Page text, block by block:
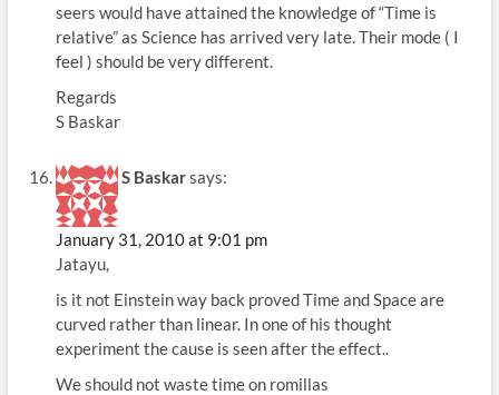
seers would have attained the knowledge of “Time is
relative” as Science has arrived very late. Their mode ( I
feel ) should be very different.
Regards
S Baskar
S Baskarsays:
January 31, 2010 at 9:01 pm
Jatayu,
is it not Einstein way back proved Time and Space are
curved rather than linear. In one of his thought
experiment the cause is seen after the effect..
We should not waste time on romillas